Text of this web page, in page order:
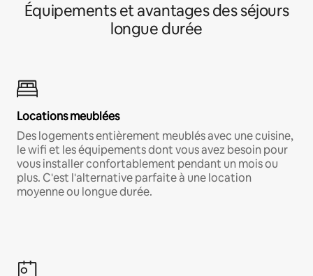
Équipements et avantages des séjours
longue durée
Locations meublées
Des logements entièrement meublés avec une cuisine,
le wifi et les équipements dont vous avez besoin pour
vous installer confortablement pendant un mois ou
plus. C'est l'alternative parfaite à une location
moyenne ou longue durée.